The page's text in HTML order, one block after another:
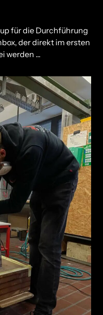
für die Durchführung
der direkt im ersten
werden ...